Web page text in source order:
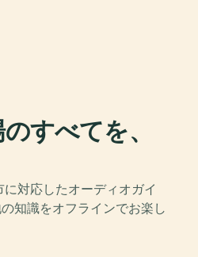
すべてを、
に対応したオーディオガイ
知識をオフラインでお楽し